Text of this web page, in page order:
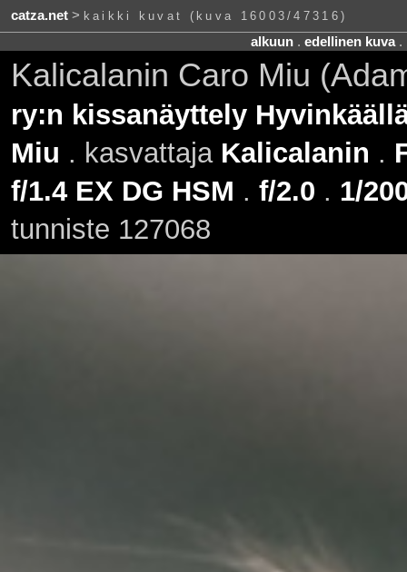
catza.net> kaikki kuvat (kuva 16003/47316)
alkuun. edellinen kuva.
Kalicalanin Caro Miu
ry:n kissanäyttely
Miu . kasvattaja Kalicalanin .
f/1.4 EX DG HSM . f/2.0 . 1/
tunniste 127068